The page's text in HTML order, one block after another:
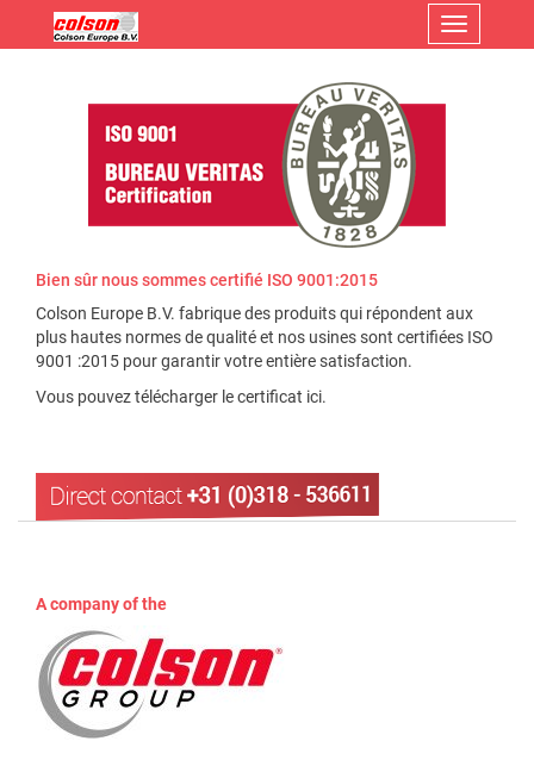
Menu
Bien sûr nous sommes certifié ISO 9001:2015
Colson Europe B.V. fabrique des produits qui répondent aux
plus hautes normes de qualité et nos usines sont certifiées ISO
9001 :2015 pour garantir votre entière satisfaction.
Vous pouvez télécharger le certificat ici.
A company of the